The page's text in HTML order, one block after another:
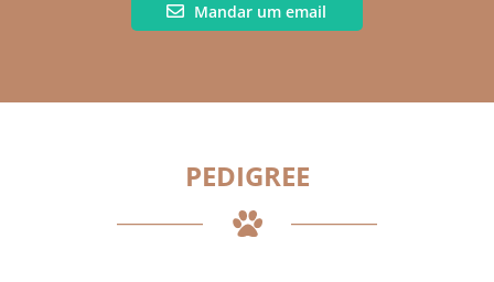
Mandar um email
PEDIGREE